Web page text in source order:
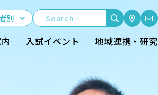
入試イベント 地域連携・研究
別